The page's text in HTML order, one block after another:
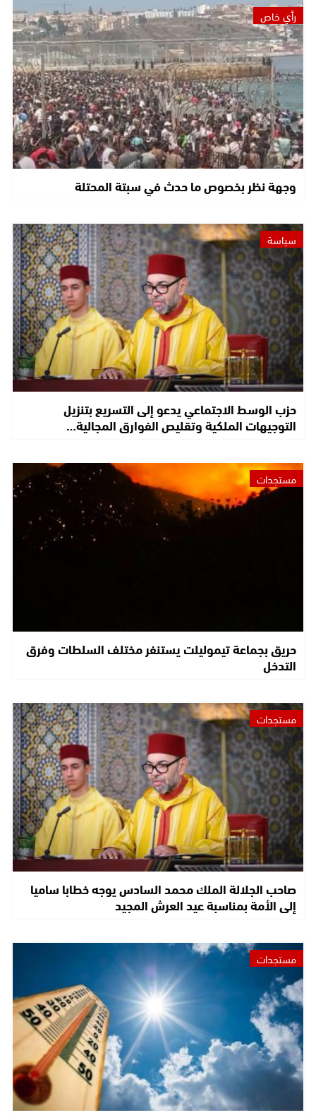
رأي خاص
وجهة نظر بخصوص ما حدث في سبتة المحتلة
سياسة
حزب الوسط الاجتماعي يدعو إلى التسريع بتنزيل
التوجيهات الملكية وتقليص الفوارق المجالية…
مستجدات
حريق بجماعة تيموليلت يستنفر مختلف السلطات وفرق
التدخل
مستجدات
صاحب الجلالة الملك محمد السادس يوجه خطابا ساميا
إلى الأمة بمناسبة عيد العرش المجيد
مستجدات